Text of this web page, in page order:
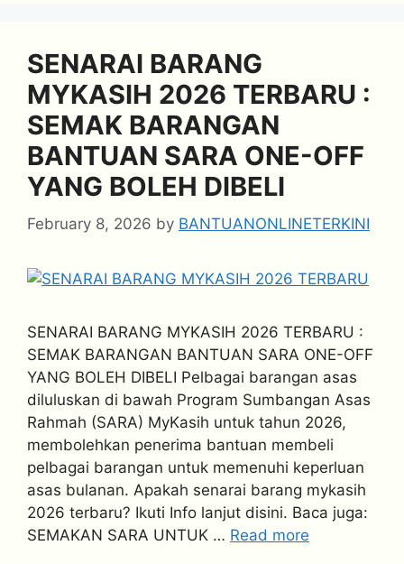
SENARAI BARANG
MYKASIH 2026 TERBARU :
SEMAK BARANGAN
BANTUAN SARA ONE-OFF
YANG BOLEH DIBELI
February 8, 2026 by BANTUANONLINETERKINI
SENARAI BARANG MYKASIH 2026 TERBARU :
SEMAK BARANGAN BANTUAN SARA ONE-OFF
YANG BOLEH DIBELI Pelbagai barangan asas
diluluskan di bawah Program Sumbangan Asas
Rahmah (SARA) MyKasih untuk tahun 2026,
membolehkan penerima bantuan membeli
pelbagai barangan untuk memenuhi keperluan
asas bulanan. Apakah senarai barang mykasih
2026 terbaru? Ikuti Info lanjut disini. Baca juga:
SEMAKAN SARA UNTUK … Read more